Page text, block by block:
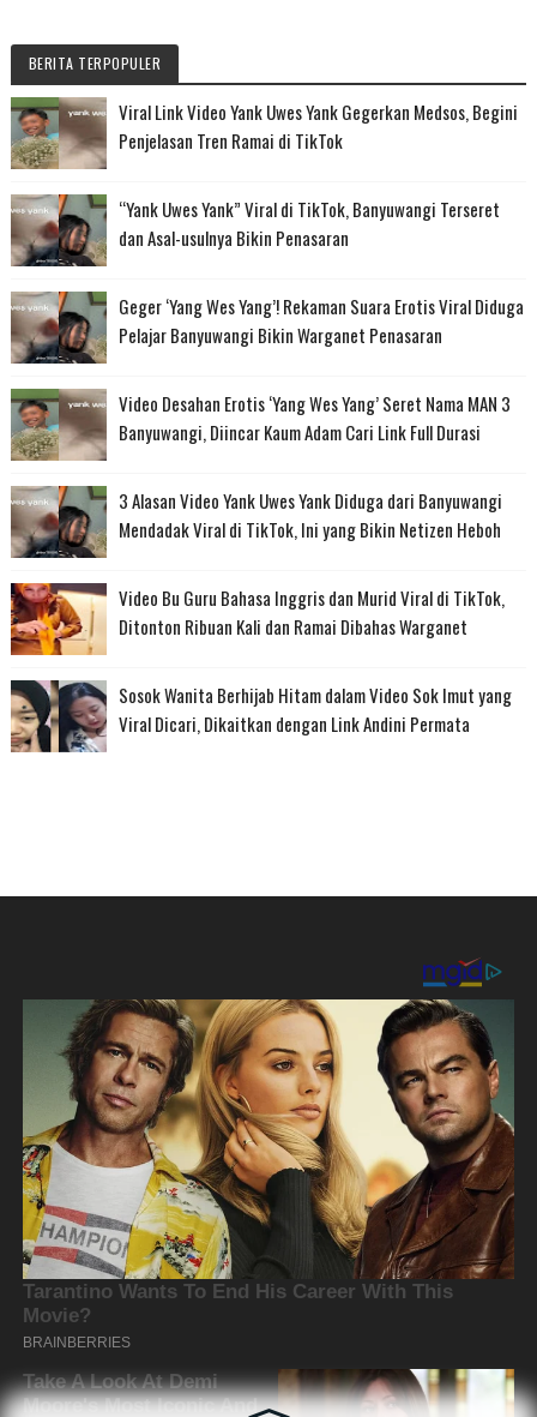
BERITA TERPOPULER
Viral Link Video Yank Uwes Yank Gegerkan Medsos, Begini
Penjelasan Tren Ramai di TikTok
“Yank Uwes Yank” Viral di TikTok, Banyuwangi Terseret
dan Asal-usulnya Bikin Penasaran
Geger ‘Yang Wes Yang’! Rekaman Suara Erotis Viral Diduga
Pelajar Banyuwangi Bikin Warganet Penasaran
Video Desahan Erotis ‘Yang Wes Yang’ Seret Nama MAN 3
Banyuwangi, Diincar Kaum Adam Cari Link Full Durasi
3 Alasan Video Yank Uwes Yank Diduga dari Banyuwangi
Mendadak Viral di TikTok, Ini yang Bikin Netizen Heboh
Video Bu Guru Bahasa Inggris dan Murid Viral di TikTok,
Ditonton Ribuan Kali dan Ramai Dibahas Warganet
Sosok Wanita Berhijab Hitam dalam Video Sok Imut yang
Viral Dicari, Dikaitkan dengan Link Andini Permata